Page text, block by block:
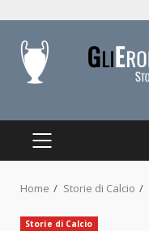
content
PRIMARY
Home Storie di Calcio
Storie di Calcio